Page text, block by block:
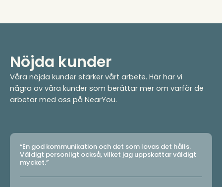
Nöjda kunder
Våra nöjda kunder stärker vårt arbete. Här har vi
några av våra kunder som berättar mer om varför de
arbetar med oss på NearYou.
“En god kommunikation och det som lovas det hålls.
Väldigt personligt också, vilket jag uppskattar väldigt
mycket.”